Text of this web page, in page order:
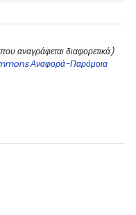
αναγράφεται διαφορετικά)
Αναφορά-Παρόμοια